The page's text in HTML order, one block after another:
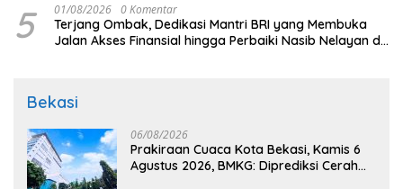
5 01/08/2026 0 Komentar
Terjang Ombak, Dedikasi Mantri BRI yang Membuka
Jalan Akses Finansial hingga Perbaiki Nasib Nelayan di
Bekasi
06/08/2026
Prakiraan Cuaca Kota Bekasi, Kamis 6
Agustus 2026, BMKG: Diprediksi Cerah